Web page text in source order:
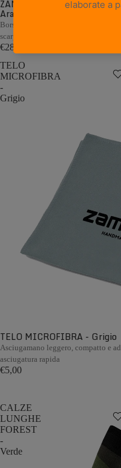
ZAMBERLAN BOOT CASE -
Arancio
Borsa da viaggio e per riporre gli
scarponi usati
€28,00
TELO
MICROFIBRA
-
Grigio
TELO MICROFIBRA - Grigio
Asciugamano leggero, compatto e ad
asciugatura rapida
€5,00
CALZE
LUNGHE
FOREST
-
Verde